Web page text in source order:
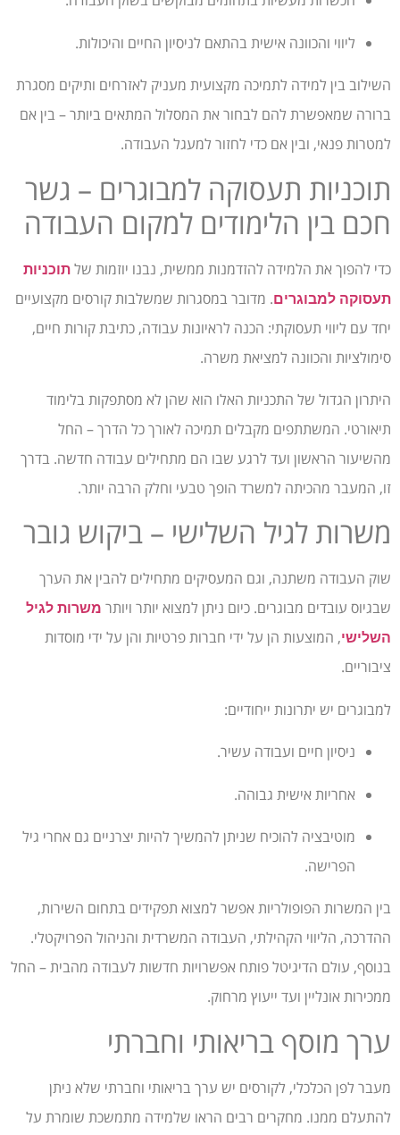
ליווי והכוונה אישית בהתאם לניסיון החיים והיכולות.
השילוב בין למידה לתמיכה מקצועית מעניק לאזרחים ותיקים מסגרת
ברורה שמאפשרת להם לבחור את המסלול המתאים ביותר – בין אם
למטרות פנאי, ובין אם כדי לחזור למעגל העבודה.
תוכניות תעסוקה למבוגרים – גשר
חכם בין הלימודים למקום העבודה
כדי להפוך את הלמידה להזדמנות ממשית, נבנו יוזמות של תוכניות
תעסוקה למבוגרים. מדובר במסגרות שמשלבות קורסים מקצועיים
יחד עם ליווי תעסוקתי: הכנה לראיונות עבודה, כתיבת קורות חיים,
סימולציות והכוונה למציאת משרה.
היתרון הגדול של התכניות האלו הוא שהן לא מסתפקות בלימוד
תיאורטי. המשתתפים מקבלים תמיכה לאורך כל הדרך – החל
מהשיעור הראשון ועד לרגע שבו הם מתחילים עבודה חדשה. בדרך
זו, המעבר מהכיתה למשרד הופך טבעי וחלק הרבה יותר.
משרות לגיל השלישי – ביקוש גובר
שוק העבודה משתנה, וגם המעסיקים מתחילים להבין את הערך
שבגיוס עובדים מבוגרים. כיום ניתן למצוא יותר ויותר משרות לגיל
השלישי, המוצעות הן על ידי חברות פרטיות והן על ידי מוסדות
ציבוריים.
למבוגרים יש יתרונות ייחודיים:
ניסיון חיים ועבודה עשיר.
אחריות אישית גבוהה.
מוטיבציה להוכיח שניתן להמשיך להיות יצרניים גם אחרי גיל
הפרישה.
בין המשרות הפופולריות אפשר למצוא תפקידים בתחום השירות,
ההדרכה, הליווי הקהילתי, העבודה המשרדית והניהול הפרויקטלי.
בנוסף, עולם הדיגיטל פותח אפשרויות חדשות לעבודה מהבית – החל
ממכירות אונליין ועד ייעוץ מרחוק.
ערך מוסף בריאותי וחברתי
מעבר לפן הכלכלי, לקורסים יש ערך בריאותי וחברתי שלא ניתן
להתעלם ממנו. מחקרים רבים הראו שלמידה מתמשכת שומרת על